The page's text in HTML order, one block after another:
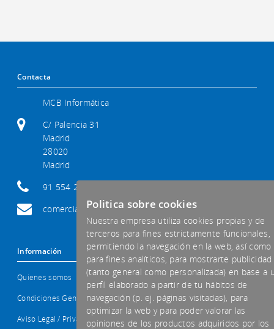
Contacta
MCB Informática
C/ Palencia 31
Madrid
28020
Madrid
91 554 29 92
comercial@mcb-informatica.com
Información
Quienes somos
Condiciones Generales
Aviso Legal / Privacidad
Politica sobre cookies
Nuestra empresa utiliza cookies propias y de
terceros para fines estrictamente funcionales,
permitiendo la navegación en la web, así como
para fines analíticos, para mostrarte publicidad
(tanto general como personalizada) en base a
perfil elaborado a partir de tu hábitos de
navegación (p. ej. páginas visitadas), para
optimizar la web y para poder valorar las
opiniones de los productos adquiridos por los